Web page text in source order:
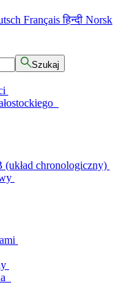
Françaisहिन्दी Norsk
Szukaj
chronologiczny)